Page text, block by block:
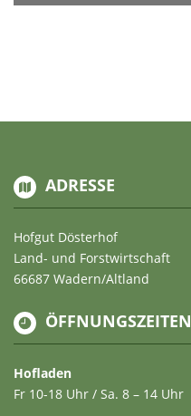
ADRESSE
Hofgut Dösterhof
Land- und Forstwirtschaft
66687 Wadern/Altland
ÖFFNUNGSZEITEN
Hofladen
Fr 10-18 Uhr / Sa. 8 – 14 Uhr